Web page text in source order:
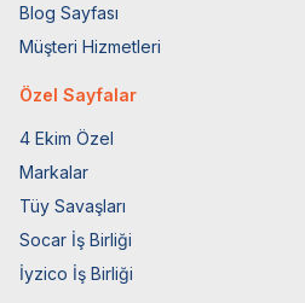
Blog Sayfası
Müşteri Hizmetleri
Özel Sayfalar
4 Ekim Özel
Markalar
Tüy Savaşları
Socar İş Birliği
İyzico İş Birliği